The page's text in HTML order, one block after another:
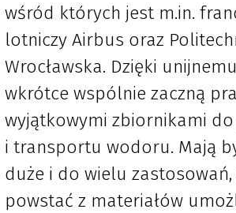
wśród których jest m.in.
lotniczy Airbus oraz
Wrocławska. Dzięki
wkrótce wspólnie zaczną
wyjątkowymi zbiornikami
i transportu wodoru. Mają
duże i do wielu
powstać z materiałów